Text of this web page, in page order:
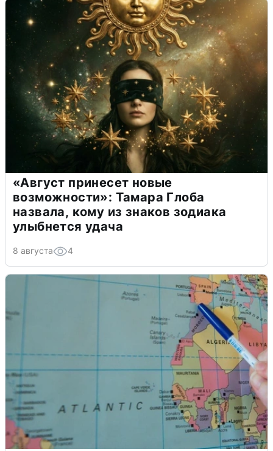
«Август принесет новые
возможности»: Тамара Глоба
назвала, кому из знаков зодиака
улыбнется удача
8 августа 4